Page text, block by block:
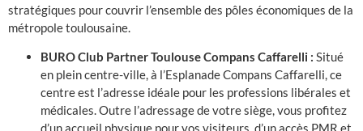
stratégiques pour couvrir l’ensemble des pôles économiques de la
métropole toulousaine.
BURO Club Partner Toulouse Compans Caffarelli : Situé
en plein centre-ville, à l’Esplanade Compans Caffarelli, ce
centre est l’adresse idéale pour les professions libérales et
médicales. Outre l’adressage de votre siège, vous profitez
d’un accueil physique pour vos visiteurs, d’un accès PMR et